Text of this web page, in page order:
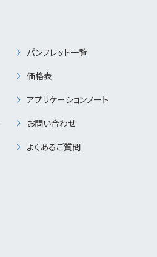
パンフレット一覧
価格表
アプリケーションノート
お問い合わせ
よくあるご質問